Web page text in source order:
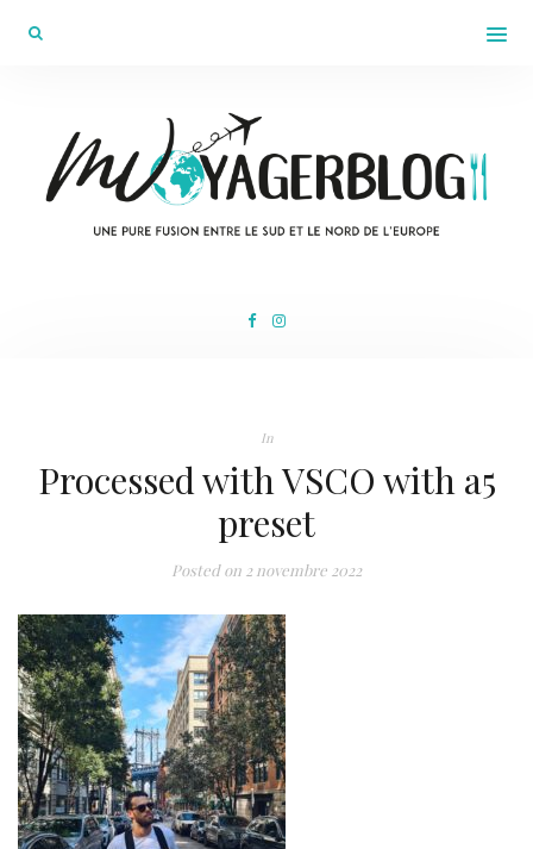
In
Processed with VSCO with a5
preset
Posted on 2 novembre 2022